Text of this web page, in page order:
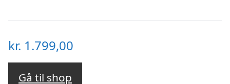
kr. 1.799,00
Gå til shop